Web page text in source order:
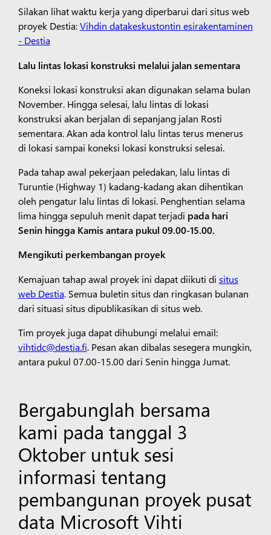
Silakan lihat waktu kerja yang diperbarui dari situs web
proyek Destia:Vihdin datakeskustontin esirakentaminen
- Destia
Lalu lintas lokasi konstruksi melalui jalan sementara
Koneksi lokasi konstruksi akan digunakan selama bulan
November. Hingga selesai, lalu lintas di lokasi
konstruksi akan berjalan di sepanjang jalan Rosti
sementara. Akan ada kontrol lalu lintas terus menerus
di lokasi sampai koneksi lokasi konstruksi selesai.
Pada tahap awal pekerjaan peledakan, lalu lintas di
Turuntie (Highway 1) kadang-kadang akan dihentikan
oleh pengatur lalu lintas di lokasi. Penghentian selama
lima hingga sepuluh menit dapat terjadi pada hari
Senin hingga Kamis antara pukul 09.00-15.00.
Mengikuti perkembangan proyek
Kemajuan tahap awal proyek ini dapat diikuti di situs
web Destia. Semua buletin situs dan ringkasan bulanan
dari situasi situs dipublikasikan di situs web.
Tim proyek juga dapat dihubungi melalui email:
vihtidc@destia.fi. Pesan akan dibalas sesegera mungkin,
antara pukul 07.00-15.00 dari Senin hingga Jumat.
Bergabunglah bersama
kami pada tanggal 3
Oktober untuk sesi
informasi tentang
pembangunan proyek pusat
data Microsoft Vihti